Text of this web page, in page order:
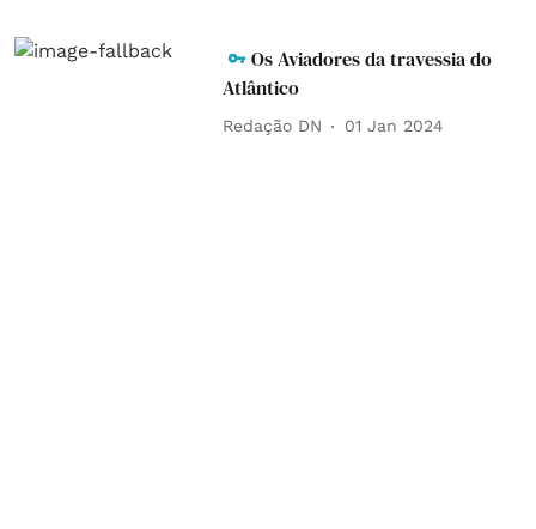
Os Aviadores da travessia do
Atlântico
Redação DN 01 Jan 2024